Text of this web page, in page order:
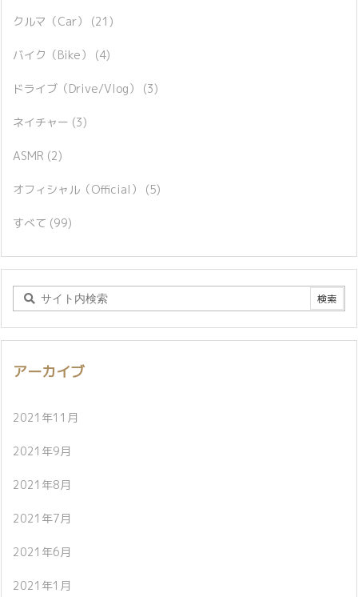
クルマ（Car） (21)
バイク（Bike） (4)
ドライブ（Drive/Vlog） (3)
ネイチャー (3)
ASMR (2)
オフィシャル（Official） (5)
すべて (99)
アーカイブ
2021年11月
2021年9月
2021年8月
2021年7月
2021年6月
2021年1月